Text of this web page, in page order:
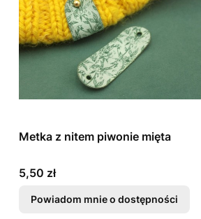
Metka z nitem piwonie mięta
Cena
5,50 zł
Powiadom mnie o dostępności